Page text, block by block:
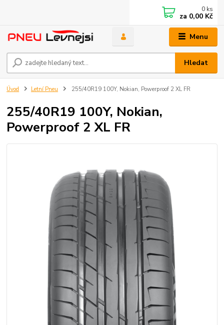
Menu
Hledat
0 ks
za 0,00 Kč
Úvod Letní Pneu 255/40R19 100Y, Nokian, Powerproof 2 XL FR
255/40R19 100Y, Nokian,
Powerproof 2 XL FR